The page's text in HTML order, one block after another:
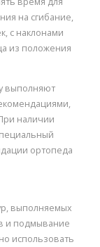
на сгибание,
с наклонами
из положения
выполняют
наличии
ортопеда
выполняемых
и подмывание
использовать